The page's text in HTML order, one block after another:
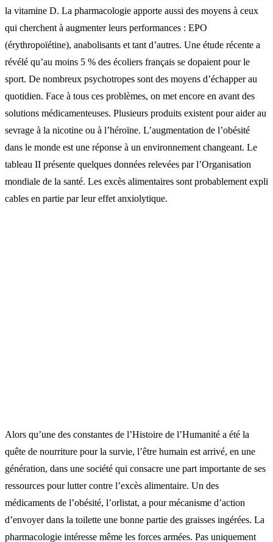
la vitamine D. La pharmacologie apporte aussi des moyens à ceux
qui cherchent à augmenter leurs performances : EPO
(érythropoïétine), anabolisants et tant d’autres. Une étude récente a
révélé qu’au moins 5 % des écoliers français se dopaient pour le
sport. De nombreux psychotropes sont des moyens d’échapper au
quotidien. Face à tous ces problèmes, on met encore en avant des
solutions médicamenteuses. Plusieurs produits existent pour aider au
sevrage à la nicotine ou à l’héroïne. L’augmentation de l’obésité
dans le monde est une réponse à un environnement changeant. Le
tableau II présente quelques données relevées par l’Organisation
mondiale de la santé. Les excès alimentaires sont probablement expli
cables en partie par leur effet anxiolytique.
Alors qu’une des constantes de l’Histoire de l’Humanité a été la
quête de nourriture pour la survie, l’être humain est arrivé, en une
génération, dans une société qui consacre une part importante de ses
ressources pour lutter contre l’excès alimentaire. Un des
médicaments de l’obésité, l’orlistat, a pour mécanisme d’action
d’envoyer dans la toilette une bonne partie des graisses ingérées. La
pharmacologie intéresse même les forces armées. Pas uniquement